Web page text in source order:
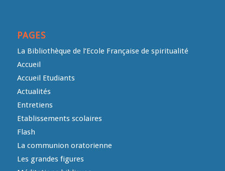
PAGES
La Bibliothèque de l’Ecole Française de spiritualité
Accueil
Accueil Etudiants
Actualités
Entretiens
Etablissements scolaires
Flash
La communion oratorienne
Les grandes figures